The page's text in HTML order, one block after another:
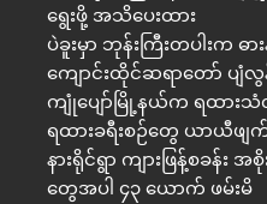
ရွေးဖို့ အသိပေးထား
ပဲခူးမှာ ဘုန်းကြီးတပါးက ဓ
ကျောင်းထိုင်ဆရာတော် ပျံ
ကျုံပျော်မြို့နယ်က ရထားသံ
ရထားခရီးစဉ်တွေ ယာယီဖျ
နားရိုင်ရွာ ကျားဖြန့်စခန်း
တွေအပါ ၄၃ ယောက် ဖမ်းမိ